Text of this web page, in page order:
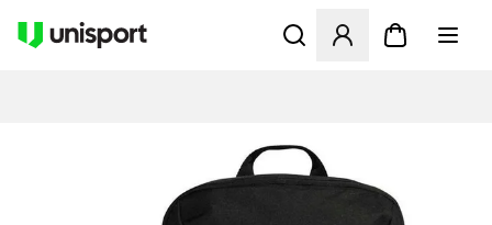
Åbner en Modal til at